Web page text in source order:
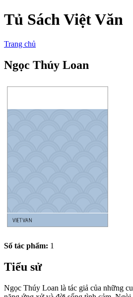
Tủ Sách Việt Văn
Trang chủ
Ngọc Thúy Loan
Số tác phẩm: 1
Tiểu sử
Ngọc Thúy Loan là tác giả của những